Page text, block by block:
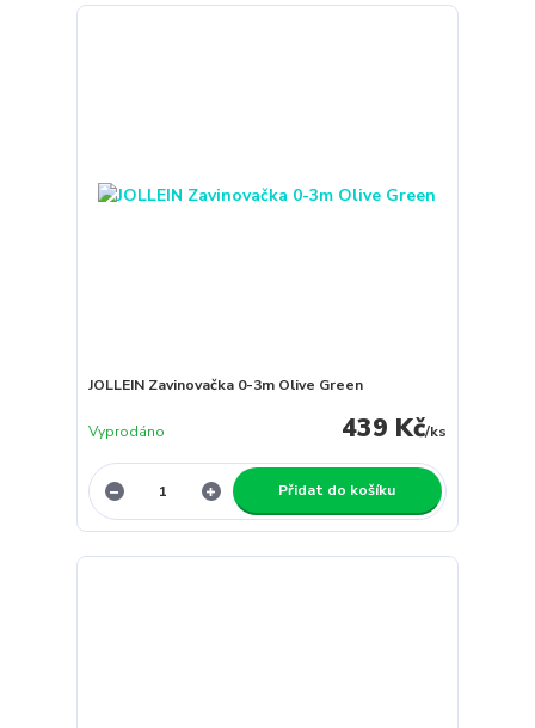
JOLLEIN Zavinovačka 0-3m Olive Green
439 Kč/ks
Vyprodáno
Přidat do košíku